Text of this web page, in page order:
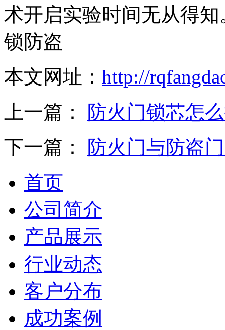
术开启实验时间无从得
锁防盗
本文网址： http://
上一篇：
防火门锁芯怎
下一篇：
防火门与防盗
首页
公司简介
产品展示
行业动态
客户分布
成功案例